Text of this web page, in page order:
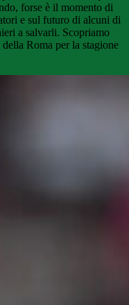
forse è il momento di
e sul futuro di alcuni di
a salvarli. Scopriamo
Roma per la stagione